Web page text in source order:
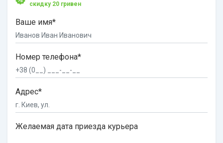
скидку 20 гривен
Ваше имя*
Номер телефона*
Адрес*
Желаемая дата приезда курьера